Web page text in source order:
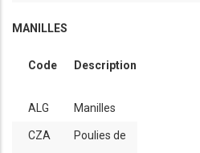
MANILLES
Code Description
ALG Manilles
CZA
Poulies de